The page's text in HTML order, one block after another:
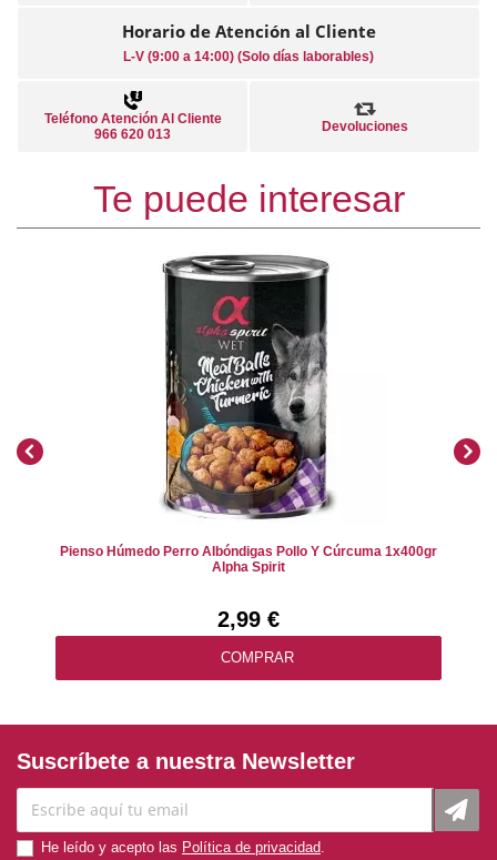
Horario de Atención al Cliente
L-V (9:00 a 14:00) (Solo días laborables)
Teléfono Atención Al Cliente
966 620 013
Devoluciones
Te puede interesar
Pienso Húmedo Perro Albóndigas Pollo Y Cúrcuma 1x400gr
Alpha Spirit
2,99 €
COMPRAR
Suscríbete a nuestra Newsletter
He leído y acepto las Política de privacidad